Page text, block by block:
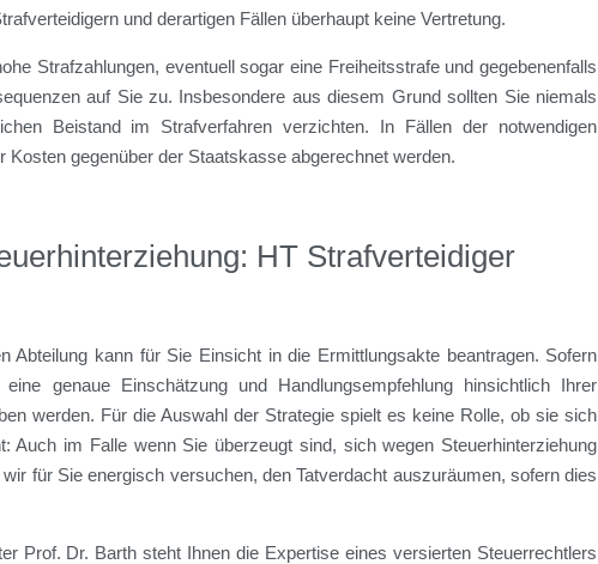
und derartigen Fällen überhaupt keine Vertretung.
Strafzahlungen, eventuell sogar eine Freiheitsstrafe und gegebenenfalls
auf Sie zu. Insbesondere aus diesem Grund sollten Sie niemals
Beistand im Strafverfahren verzichten. In Fällen der notwendigen
Kosten gegenüber der Staatskasse abgerechnet werden.
HT Strafverteidiger
Abteilung kann für Sie Einsicht in die Ermittlungsakte beantragen. Sofern
genaue Einschätzung und Handlungsempfehlung hinsichtlich Ihrer
werden. Für die Auswahl der Strategie spielt es keine Rolle, ob sie sich
Auch im Falle wenn Sie überzeugt sind, sich wegen Steuerhinterziehung
für Sie energisch versuchen, den Tatverdacht auszuräumen, sofern dies
Prof. Dr. Barth steht Ihnen die Expertise eines versierten Steuerrechtlers